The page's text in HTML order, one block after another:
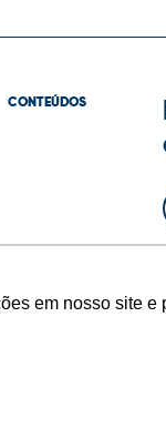
em nosso site e
CONTEÚDOS